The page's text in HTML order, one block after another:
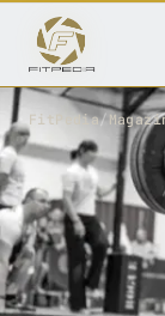
FitPedia/